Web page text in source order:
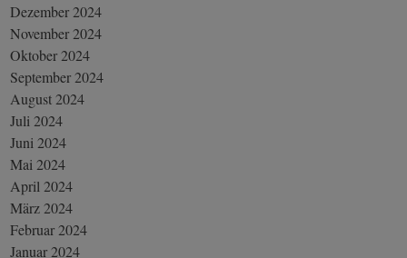
Dezember 2024
November 2024
Oktober 2024
September 2024
August 2024
Juli 2024
Juni 2024
Mai 2024
April 2024
März 2024
Februar 2024
Januar 2024